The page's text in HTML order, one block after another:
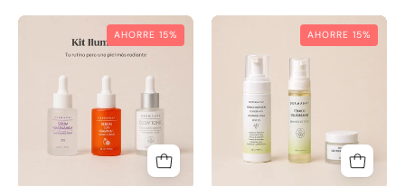
KIT
ILUMINADOR
|
DERMANAT
AHORRE 15%
KIT
EQUILIBRANTE
|
DERMANAT
AHORRE 15%